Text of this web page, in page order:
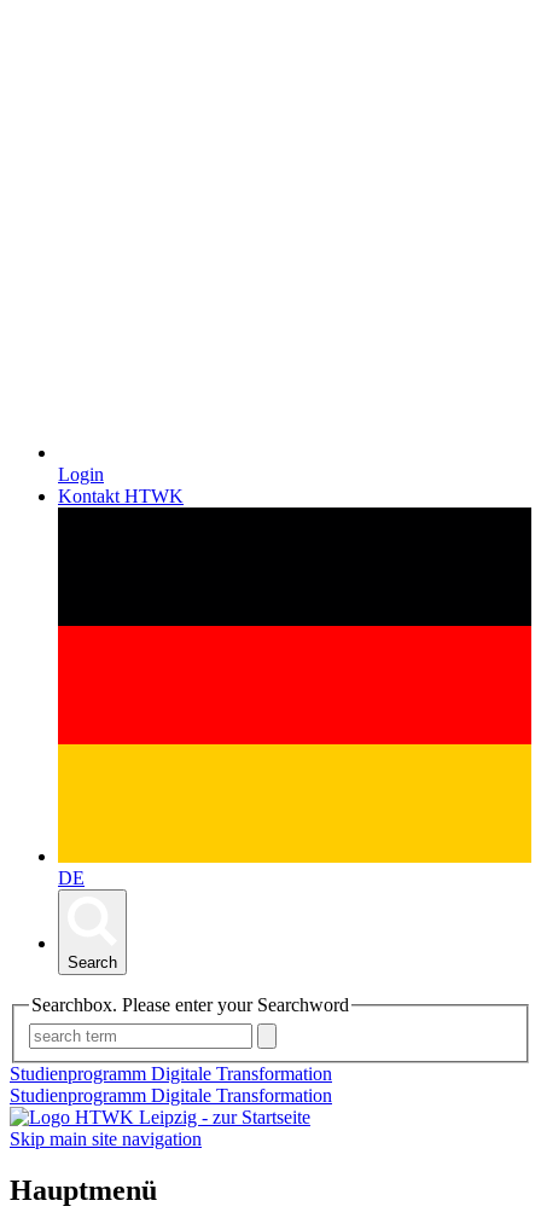
Login
Kontakt HTWK
DE
Search
Searchbox. Please enter your Searchword
Studienprogramm Digitale Transformation
Studienprogramm Digitale Transformation
Skip main site navigation
Hauptmenü